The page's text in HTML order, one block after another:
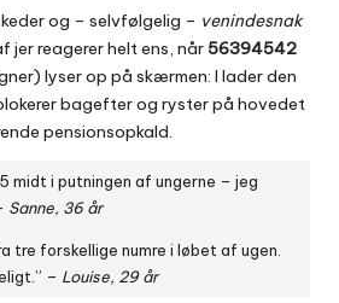
og – selvfølgelig – venindesnak
jer reagerer helt ens, når 56394542
lyser op på skærmen: I lader den
bagefter og ryster på hovedet
pensionsopkald.
midt i putningen af ungerne – jeg
Sanne, 36 år
tre forskellige numre i løbet af ugen.
– Louise, 29 år